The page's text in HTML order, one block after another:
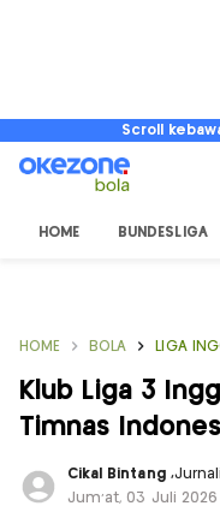
Scroll
HOME BUNDESLIGA
HOME BOLA LIGA
Klub Liga 3
Timnas
Cikal Bintang ,
Jum'at, 03 Juli 2026